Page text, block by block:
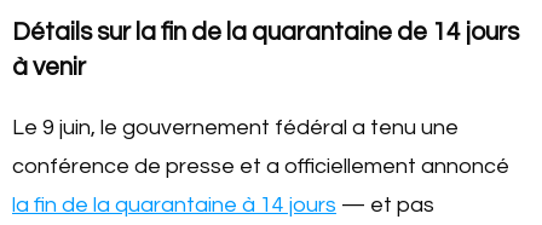
Détails sur la fin de la quarantaine de 14 jours
à venir
Le 9 juin, le gouvernement fédéral a tenu une
conférence de presse et a officiellement annoncé
la fin de la quarantaine à 14 jours — et pas